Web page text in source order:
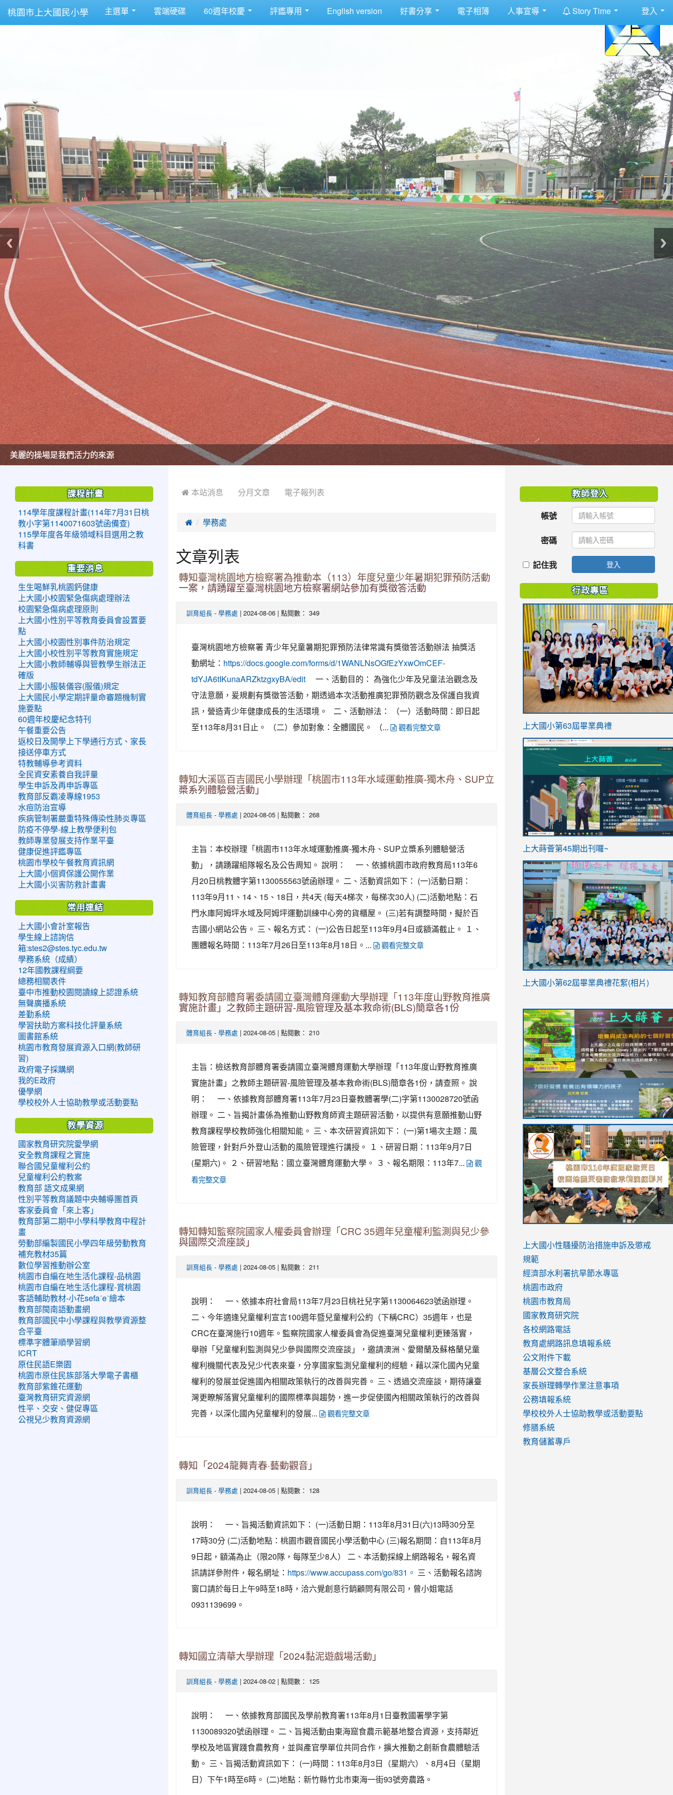
桃園市上大國民小學 主選單 雲端硬碟 60週年校慶 評鑑專用 English version 好書分享 電子相簿 人事宣導 Story Time 登入
美麗的操場是我們活力的來源
美麗的操場是我們活力的來源
煥然一新的小司令台
煥然一新的小司令台
富含桃園埤塘田園風光意象的中廊
富含桃園埤塘田園風光意象的中廊
嶄新的中庭廣場
嶄新的中庭廣場
水生池生生不息
水生池生生不息
 本站消息 分月文章 電子報列表
 學務處
文章列表
轉知臺灣桃園地方檢察署為推動本（113）年度兒童少年暑期犯罪預防活動
一案，請踴躍至臺灣桃園地方檢察署網站參加有獎徵答活動
訓育組長 - 學務處 | 2024-08-06 | 點閱數： 349
臺灣桃園地方檢察署 青少年兒童暑期犯罪預防法律常識有獎徵答活動辦法 抽獎活
動網址： https://docs.google.com/forms/d/1WANLNsOGfEzYxwOmCEF-
tdYJA6tIKunaARZktzgxyBA/edit
一、活動目的： 為強化少年及兒童法治觀念及
守法意願，爰規劃有獎徵答活動，期透過本次活動推廣犯罪預防觀念及保護自我資
訊，營造青少年健康成長的生活環境。 二、活動辦法： （一）活動時間：即日起
至113年8月31日止。 （二）參加對象：全體國民。 （...
觀看完整文章
轉知大溪區百吉國民小學辦理「桃園市113年水域運動推廣-獨木舟、SUP立
槳系列體驗營活動」
體育組長 - 學務處 | 2024-08-05 | 點閱數： 268
主旨：本校辦理「桃園市113年水域運動推廣-獨木舟、SUP立槳系列體驗營活
動」，請踴躍組隊報名及公告周知。 說明： 一、依據桃園市政府教育局113年6
月20日桃教體字第1130055563號函辦理。 二、活動資訊如下： (一)活動日期：
113年9月11、14、15、18日，共4天 (每天4梯次，每梯次30人) (二)活動地點：石
門水庫阿姆坪水域及阿姆坪運動訓練中心旁的貨櫃屋。 (三)若有調整時間，擬於百
吉國小網站公告。 三、報名方式： (一)公告日起至113年9月4日或額滿截止。 １、
團體報名時間：113年7月26日至113年8月18日。...
觀看完整文章
轉知教育部體育署委請國立臺灣體育運動大學辦理「113年度山野教育推廣
實施計畫」之教師主題研習-風險管理及基本救命術(BLS)簡章各1份
體育組長 - 學務處 | 2024-08-05 | 點閱數： 210
主旨：檢送教育部體育署委請國立臺灣體育運動大學辦理「113年度山野教育推廣
實施計畫」之教師主題研習-風險管理及基本救命術(BLS)簡章各1份，請查照。 說
明： 一、依據教育部體育署113年7月23日臺教體署學(二)字第1130028720號函
辦理。 二、旨揭計畫係為推動山野教育師資主題研習活動，以提供有意願推動山野
教育課程學校教師強化相關知能。 三、本次研習資訊如下： (一)第1場次主題：風
險管理，針對戶外登山活動的風險管理進行講授。 １、研習日期：113年9月7日
(星期六)。 ２、研習地點：國立臺灣體育運動大學。 ３、報名期限：113年7...
觀
看完整文章
轉知轉知監察院國家人權委員會辦理「CRC 35週年兒童權利監測與兒少參
與國際交流座談」
訓育組長 - 學務處 | 2024-08-05 | 點閱數： 211
說明： 一、依據本府社會局113年7月23日桃社兒字第1130064623號函辦理。
二、今年適逢兒童權利宣言100週年暨兒童權利公約（下稱CRC）35週年，也是
CRC在臺灣施行10週年。監察院國家人權委員會為促進臺灣兒童權利更臻落實，
舉辦「兒童權利監測與兒少參與國際交流座談」，邀請澳洲、愛爾蘭及蘇格蘭兒童
權利機關代表及兒少代表來臺，分享國家監測兒童權利的經驗，藉以深化國內兒童
權利的發展並促進國內相關政策執行的改善與完善。 三、透過交流座談，期待讓臺
灣更瞭解落實兒童權利的國際標準與趨勢，進一步促使國內相關政策執行的改善與
完善，以深化國內兒童權利的發展...
觀看完整文章
轉知「2024龍舞青春·藝動觀音」
訓育組長 - 學務處 | 2024-08-05 | 點閱數： 128
說明： 一、旨揭活動資訊如下： (一)活動日期：113年8月31日(六)13時30分至
17時30分 (二)活動地點：桃園市觀音國民小學活動中心 (三)報名期間：自113年8月
9日起，額滿為止（限20隊，每隊至少8人） 二、本活動採線上網路報名，報名資
訊請詳參附件，報名網址： https://www.accupass.com/go/831。
三、活動報名諮詢
窗口請於每日上午9時至18時，洽六覺創意行銷顧問有限公司，曾小姐電話
0931139699。
轉知國立清華大學辦理「2024黏泥遊戲場活動」
訓育組長 - 學務處 | 2024-08-02 | 點閱數： 125
說明： 一、依據教育部國民及學前教育署113年8月1日臺教國署學字第
1130089320號函辦理。 二、旨揭活動由東海窟食農示範基地整合資源，支持鄰近
學校及地區實踐食農教育，並與產官學單位共同合作，擴大推動之創新食農體驗活
動。 三、旨揭活動資訊如下： (一)時間：113年8月3日（星期六）、8月4日（星期
日）下午1時至6時。 (二)地點：新竹縣竹北市東海一街93號旁農路。
課程計畫
114學年度課程計畫(114年7月31日桃
教小字第1140071603號函備查)
115學年度各年級領域科目選用之教
科書
重要消息
生生喝鮮乳桃園鈣健康
上大國小校園緊急傷病處理辦法
校園緊急傷病處理原則
上大國小性別平等教育委員會設置要
點
上大國小校園性別事件防治規定
上大國小校性別平等教育實施規定
上大國小教師輔導與管教學生辦法正
確版
上大國小服裝儀容(服儀)規定
上大國民小學定期評量命審題機制實
施要點
60週年校慶紀念特刊
午餐重要公告
返校日及開學上下學通行方式、家長
接送停車方式
特教輔導參考資料
全民資安素養自我評量
學生申訴及再申訴專區
教育部反霸凌專線1953
水痘防治宣導
疾病管制署嚴重特殊傳染性肺炎專區
防疫不停學-線上教學便利包
教師專業發展支持作業平臺
健康促進評鑑專區
桃園市學校午餐教育資訊網
上大國小個資保護公開作業
上大國小災害防救計畫書
常用連結
上大國小會計室報告
學生線上諮詢信
箱:stes2@stes.tyc.edu.tw
學務系統（成績）
12年國教課程綱要
總務相關表件
臺中市推動校園閱讀線上認證系統
無聲廣播系統
差勤系統
學習扶助方案科技化評量系統
圖書館系統
桃園市教育發展資源入口網(教師研
習)
政府電子採購網
我的E政府
優學網
學校校外人士協助教學或活動要點
教學資源
國家教育研究院愛學網
安全教育課程之實施
聯合國兒童權利公約
兒童權利公約教案
教育部 語文成果網
性別平等教育議題中央輔導團首頁
客家委員會「來上客」
教育部第二期中小學科學教育中程計
畫
勞動部編製國民小學四年級勞動教育
補充教材35篇
數位學習推動辦公室
桃園市自編在地生活化課程-品桃園
桃園市自編在地生活化課程-賞桃園
客語輔助教材-小花sefaˊeˋ繪本
教育部閩南語動畫網
教育部國民中小學課程與教學資源整
合平臺
標準字體筆順學習網
ICRT
原住民語E樂園
桃園市原住民族部落大學電子書櫃
教育部紫錐花運動
臺灣教育研究資源網
性平、交安、健促專區
公視兒少教育資源網
教師登入
帳號
密碼
記住我 登入
行政專區
link
https://sites.google.com/stes.tyc.edu.tw/
上大國小第63屆畢業典禮
link
ink
https://sites.google.com/stes.tyc.edu.tw/
link
https://sites.google.com/stes.tyc.edu.tw/
上大蒔薈第45期出刊囉~
link
YfDQppRvyMk686kIw6SBbssEIZ6WnT/
usp=sharing
上大國小第62屆畢業典禮花絮(相片)
to
https://drive.google.com/file/d/1I-
YfDQppRvyMk686kIw6SBbssEIZ6WnT/
usp=sharing
to
https://sites.google.com/stes.tyc.edu.tw/
link
to
https://sites.google.com/stes.tyc.edu.tw/
link
to
https://drive.google.com/file/d/
usp=sharing
link
to
https://youtu.be/jJOMVWY3-
8M
link
to
https://drive.google.com/file/d/
usp=sharing
to
https://www.youtube.com/watch?
v=hC_gdZndU9s
to
https://www.youtube.com/watch?
v=hC_gdZndU9s
link
to
https://www.youtube.com/watch?
v=mfpNykQ0g4M
上大國小性騷擾防治措施申訴及懲戒
規範
經濟部水利署抗旱節水專區
桃園市政府
桃園市教育局
國家教育研究院
各校網路電話
教育處網路訊息填報系統
公文附件下載
基層公文整合系統
家長辦理轉學作業注意事項
公務填報系統
學校校外人士協助教學或活動要點
修膳系統
教育儲蓄專戶